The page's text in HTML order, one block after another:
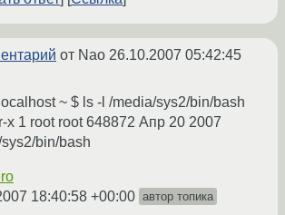
от Nao 26.10.2007 05:42:45
~ $ ls -l /media/sys2/bin/bash
x 1 root root 648872 Апр 20 2007
bin/bash
18:40:58 +00:00 автор топика